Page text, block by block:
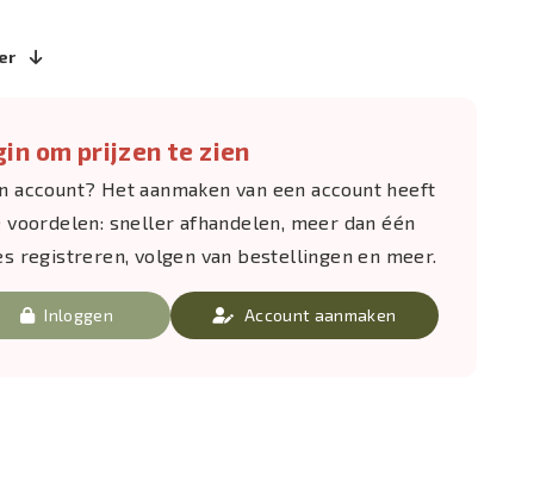
om prijzen te zien
account? Het aanmaken van een account heeft
voordelen: sneller afhandelen, meer dan één
registreren, volgen van bestellingen en meer.
Inloggen Account aanmaken